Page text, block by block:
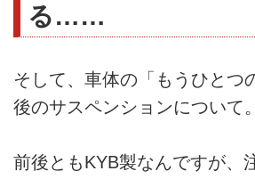
る……
そして、車体の「もうひとつ
後のサスペンションについて。
前後ともKYB製なんですが、